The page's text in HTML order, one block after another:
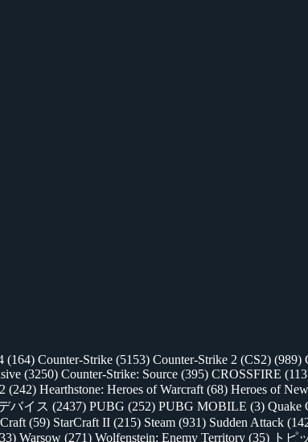
(164) Counter-Strike (5153) Counter-Strike 2 (CS2) (989)
(3250) Counter-Strike: Source (395) CROSSFIRE
(242) Hearthstone: Heroes of Warcraft (68) Heroes of
バイス (2437) PUBG (252) PUBG MOBILE (3) Quake
(59) StarCraft II (215) Steam (931) Sudden Attack
Warsow (271) Wolfenstein: Enemy Territory (35) トピ